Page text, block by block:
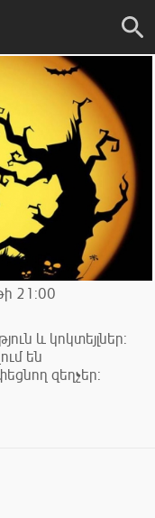
21:00
և կոկտեյլներ:
են
զեղչեր: